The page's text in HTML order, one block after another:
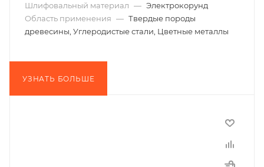
Шлифовальный материал — Электрокорунд
Область применения — Твердые породы
древесины, Углеродистые стали, Цветные металлы
УЗНАТЬ БОЛЬШЕ